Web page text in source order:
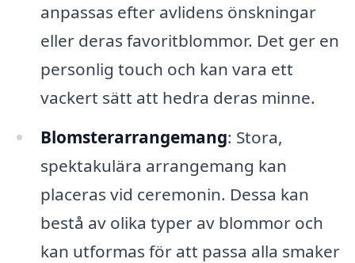
anpassas efter avlidens önskningar
eller deras favoritblommor. Det ger en
personlig touch och kan vara ett
vackert sätt att hedra deras minne.
Blomsterarrangemang: Stora,
spektakulära arrangemang kan
placeras vid ceremonin. Dessa kan
bestå av olika typer av blommor och
kan utformas för att passa alla smaker